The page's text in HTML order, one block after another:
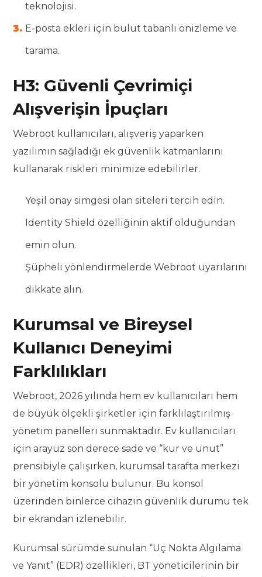
teknolojisi.
E-posta ekleri için bulut tabanlı önizleme ve
tarama.
H3: Güvenli Çevrimiçi
Alışverişin İpuçları
Webroot kullanıcıları, alışveriş yaparken
yazılımın sağladığı ek güvenlik katmanlarını
kullanarak riskleri minimize edebilirler.
Yeşil onay simgesi olan siteleri tercih edin.
Identity Shield özelliğinin aktif olduğundan
emin olun.
Şüpheli yönlendirmelerde Webroot uyarılarını
dikkate alın.
Kurumsal ve Bireysel
Kullanıcı Deneyimi
Farklılıkları
Webroot, 2026 yılında hem ev kullanıcıları hem
de büyük ölçekli şirketler için farklılaştırılmış
yönetim panelleri sunmaktadır. Ev kullanıcıları
için arayüz son derece sade ve “kur ve unut”
prensibiyle çalışırken, kurumsal tarafta merkezi
bir yönetim konsolu bulunur. Bu konsol
üzerinden binlerce cihazın güvenlik durumu tek
bir ekrandan izlenebilir.
Kurumsal sürümde sunulan “Uç Nokta Algılama
ve Yanıt” (EDR) özellikleri, BT yöneticilerinin bir